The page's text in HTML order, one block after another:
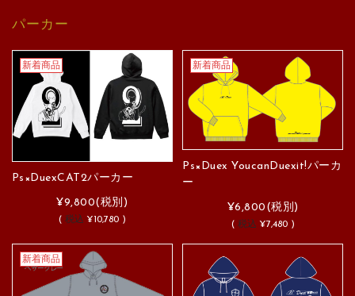
パーカー
新着商品
Ps×DuexCAT2パーカー
¥9,800(税別)
( 税込 ¥10,780 )
新着商品
Ps×Duex YoucanDuexit!パーカ
ー
¥6,800 (税別)
( 税込 ¥7,480 )
新着商品